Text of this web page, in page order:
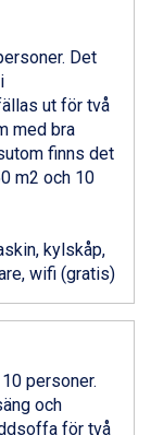
Det
ut för två
med bra
finns det
m2 och 10
kylskåp,
wifi (gratis)
personer.
och
för två